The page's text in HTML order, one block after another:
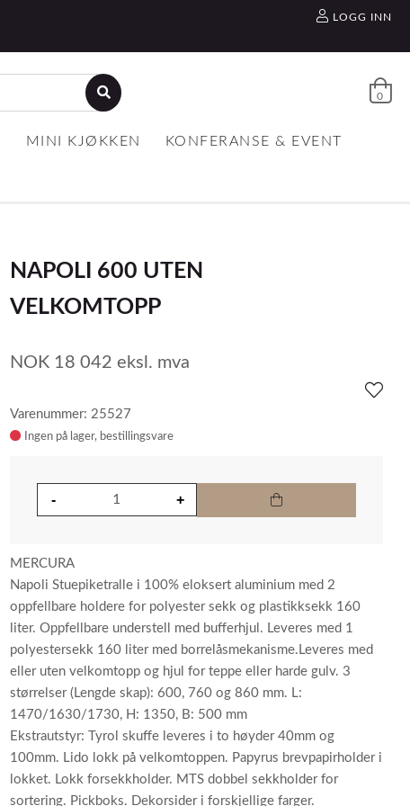
LOGG INN
0
MINI KJØKKEN KONFERANSE & EVENT
NAPOLI 600 UTEN
VELKOMTOPP
NOK 18 042 eksl. mva
Varenummer: 25527
Ingen på lager
MERCURA
Napoli Stuepiketralle i 100% eloksert aluminium med 2
oppfellbare holdere for polyester sekk og plastikksekk 160
liter. Oppfellbare understell med bufferhjul. Leveres med 1
polyestersekk 160 liter med borrelåsmekanisme.Leveres med
eller uten velkomtopp og hjul for teppe eller harde gulv. 3
størrelser (Lengde skap): 600, 760 og 860 mm. L:
1470/1630/1730, H: 1350, B: 500 mm
Ekstrautstyr: Tyrol skuffe leveres i to høyder 40mm og
100mm. Lido lokk på velkomtoppen. Papyrus brevpapirholder i
lokket. Lokk forsekkholder. MTS dobbel sekkholder for
sortering. Pickboks. Dekorsider i forskjellige farger.